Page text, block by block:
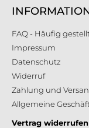
FAQ - Häufig
Impressum
Datenschutz
Widerruf
Zahlung und
Allgemeine
Vertrag widerrufen